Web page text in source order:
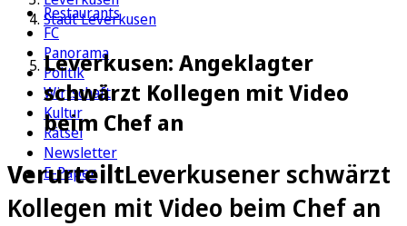
Restaurants
FC
Panorama
Politik
Wirtschaft
Kultur
Rätsel
Newsletter
E-Paper
Stadt Leverkusen
Leverkusen: Angeklagter
schwärzt Kollegen mit Video
beim Chef an
VerurteiltLeverkusener schwärzt
Kollegen mit Video beim Chef an